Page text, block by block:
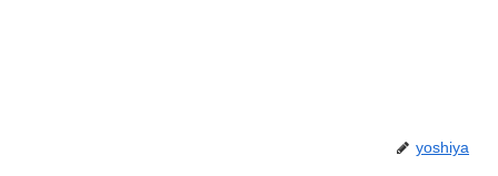
yoshiya